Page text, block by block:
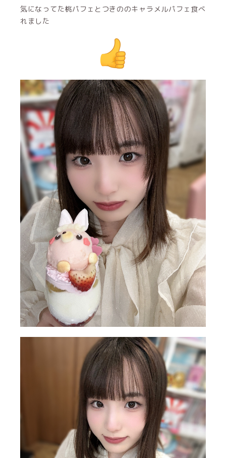
気になってた桃パフェとつきののキャラメルパフェ食べ
れました